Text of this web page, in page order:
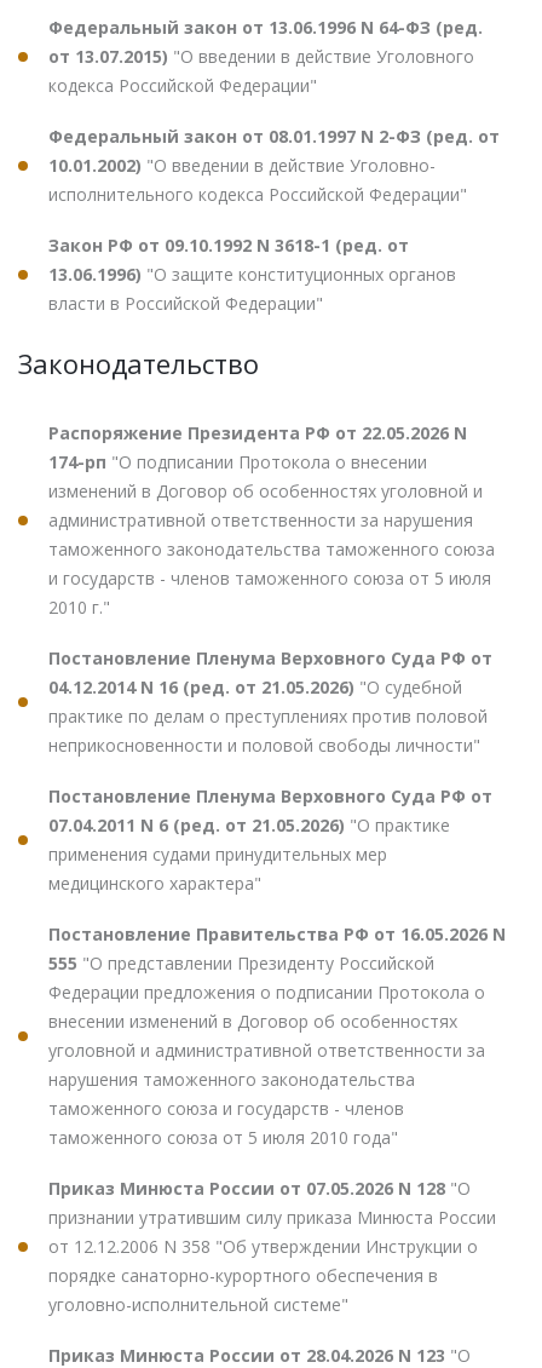
Федеральный закон от 13.06.1996 N 64-ФЗ (ред.
от 13.07.2015) "О введении в действие Уголовного
кодекса Российской Федерации"
Федеральный закон от 08.01.1997 N 2-ФЗ (ред. от
10.01.2002) "О введении в действие Уголовно-
исполнительного кодекса Российской Федерации"
Закон РФ от 09.10.1992 N 3618-1 (ред. от
13.06.1996) "О защите конституционных органов
власти в Российской Федерации"
Законодательство
Распоряжение Президента РФ от 22.05.2026 N
174-рп "О подписании Протокола о внесении
изменений в Договор об особенностях уголовной и
административной ответственности за нарушения
таможенного законодательства таможенного союза
и государств - членов таможенного союза от 5 июля
2010 г."
Постановление Пленума Верховного Суда РФ от
04.12.2014 N 16 (ред. от 21.05.2026) "О судебной
практике по делам о преступлениях против половой
неприкосновенности и половой свободы личности"
Постановление Пленума Верховного Суда РФ от
07.04.2011 N 6 (ред. от 21.05.2026) "О практике
применения судами принудительных мер
медицинского характера"
Постановление Правительства РФ от 16.05.2026 N
555 "О представлении Президенту Российской
Федерации предложения о подписании Протокола о
внесении изменений в Договор об особенностях
уголовной и административной ответственности за
нарушения таможенного законодательства
таможенного союза и государств - членов
таможенного союза от 5 июля 2010 года"
Приказ Минюста России от 07.05.2026 N 128 "О
признании утратившим силу приказа Минюста России
от 12.12.2006 N 358 "Об утверждении Инструкции о
порядке санаторно-курортного обеспечения в
уголовно-исполнительной системе"
Приказ Минюста России от 28.04.2026 N 123 "О